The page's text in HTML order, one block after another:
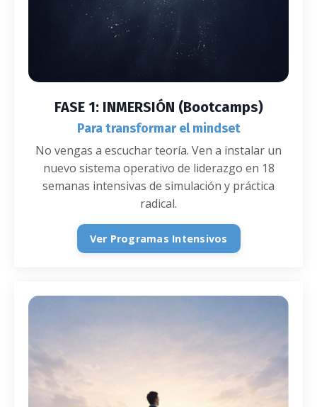
FASE 1: INMERSIÓN (Bootcamps)
Para transformar el mindset
No vengas a escuchar teoría. Ven a instalar un
nuevo sistema operativo de liderazgo en 18
semanas intensivas de simulación y práctica
radical.
Ver Programas Intensivos